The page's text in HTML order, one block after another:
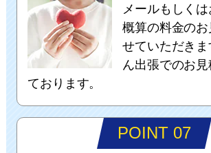
メールもしく
概算の料金の
せていただき
ん出張でのお
ております。
POINT 07